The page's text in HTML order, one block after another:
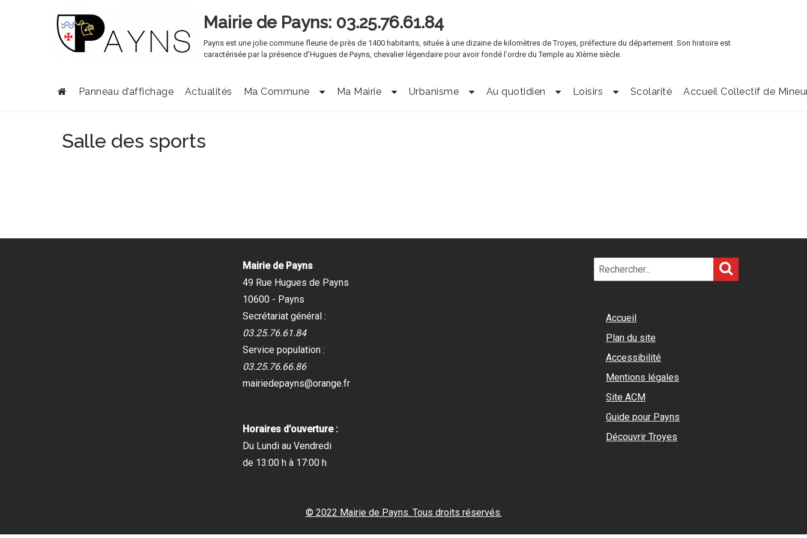
Mairie de Payns
Payns est une jolie commune fleurie de près de 1400 habitants, située à une dizaine de kilomètres de Troyes, préfecture du département. Son histoire est
caractérisée par la présence d'Hugues de Payns, chevalier légendaire pour avoir fondé l'ordre du Temple au XIème siècle.
Panneau d’affichage Actualités Ma Commune Ma Mairie Urbanisme Au quotidien Loisirs Scolarité Accueil Collectif de
Salle des sports
Mairie de Payns
49 Rue Hugues de Payns
10600 - Payns
Secrétariat général :
03.25.76.61.84
Service population :
03.25.76.66.86
mairiedepayns@orange.fr
Horaires d’ouverture :
Du Lundi au Vendredi
de 13:00 h à 17:00 h
Search
for:
RECHERCHER
Accueil
Plan du site
Accessibilité
Mentions légales
Site ACM
Guide pour Payns
Découvrir Troyes
© 2022 Mairie de Payns. Tous droits réservés.